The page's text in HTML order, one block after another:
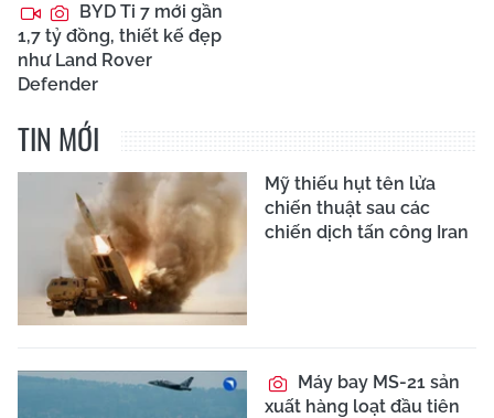
BYD Ti 7 mới gần
1,7 tỷ đồng, thiết kế đẹp
như Land Rover
Defender
TIN MỚI
Mỹ thiếu hụt tên lửa
chiến thuật sau các
chiến dịch tấn công Iran
Máy bay MS-21 sản
xuất hàng loạt đầu tiên